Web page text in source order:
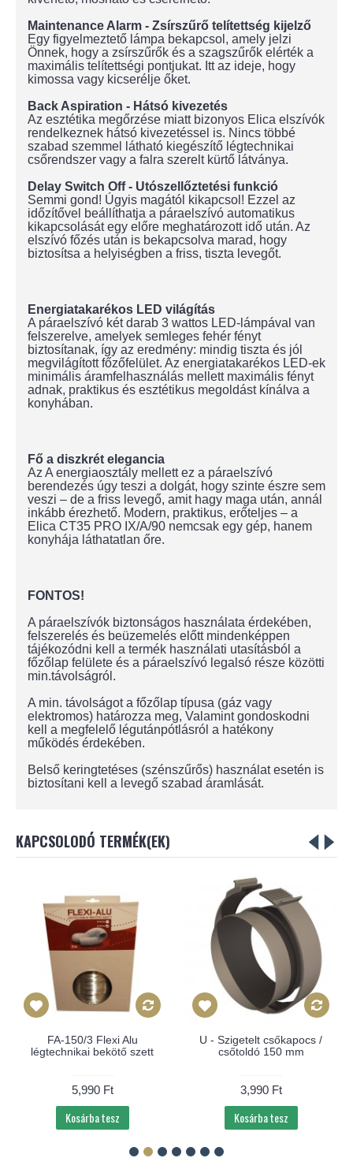
Maintenance Alarm - Zsírszűrő telítettség kijelző
Egy figyelmeztető lámpa bekapcsol, amely jelzi
Önnek, hogy a zsírszűrők és a szagszűrők elérték a
maximális telítettségi pontjukat. Itt az ideje, hogy
kimossa vagy kicserélje őket.
Back Aspiration - Hátsó kivezetés
Az esztétika megőrzése miatt bizonyos Elica elszívók
rendelkeznek hátsó kivezetéssel is. Nincs többé
szabad szemmel látható kiegészítő légtechnikai
csőrendszer vagy a falra szerelt kürtő látványa.
Delay Switch Off - Utószellőztetési funkció
Semmi gond! Úgyis magától kikapcsol! Ezzel az
időzítővel beállíthatja a páraelszívó automatikus
kikapcsolását egy előre meghatározott idő után. Az
elszívó főzés után is bekapcsolva marad, hogy
biztosítsa a helyiségben a friss, tiszta levegőt.
Energiatakarékos LED világítás
A páraelszívó két darab 3 wattos LED-lámpával van
felszerelve, amelyek semleges fehér fényt
biztosítanak, így az eredmény: mindig tiszta és jól
megvilágított főzőfelület. Az energiatakarékos LED-ek
minimális áramfelhasználás mellett maximális fényt
adnak, praktikus és esztétikus megoldást kínálva a
konyhában.
Fő a diszkrét elegancia
Az A energiaosztály mellett ez a páraelszívó
berendezés úgy teszi a dolgát, hogy szinte észre sem
veszi – de a friss levegő, amit hagy maga után, annál
inkább érezhető. Modern, praktikus, erőteljes – a
Elica CT35 PRO IX/A/90 nemcsak egy gép, hanem
konyhája láthatatlan őre.
FONTOS!
A páraelszívók biztonságos használata érdekében,
felszerelés és beüzemelés előtt mindenképpen
tájékozódni kell a termék használati utasításból a
főzőlap felülete és a páraelszívó legalsó része közötti
min.távolságról.
A min. távolságot a főzőlap típusa (gáz vagy
elektromos) határozza meg, Valamint gondoskodni
kell a megfelelő légutánpótlásról a hatékony
működés érdekében.
Belső keringtetéses (szénszűrős) használat esetén is
biztosítani kell a levegő szabad áramlását.
KAPCSOLODÓ TERMÉK(EK)
FA-150/3 Flexi Alu
légtechnikai bekötő szett
5,990 Ft
Kosárba tesz
U - Szigetelt csőkapocs /
csőtoldó 150 mm
3,990 Ft
Kosárba tesz